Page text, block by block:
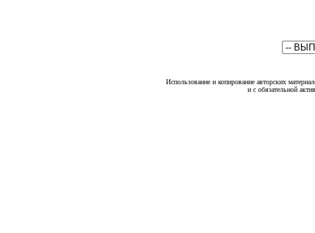
Использование и копирование авторских
и с обязательной